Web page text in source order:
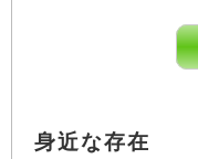
身近な存在